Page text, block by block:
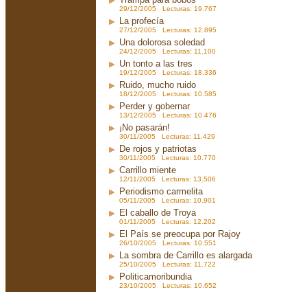
29/12/2005 Lecturas: 19.767
La profecía
27/12/2005 Lecturas: 12.895
Una dolorosa soledad
24/12/2005 Lecturas: 11.100
Un tonto a las tres
19/12/2005 Lecturas: 18.336
Ruido, mucho ruido
18/12/2005 Lecturas: 10.585
Perder y gobernar
13/12/2005 Lecturas: 10.476
¡No pasarán!
30/11/2005 Lecturas: 11.429
De rojos y patriotas
30/11/2005 Lecturas: 10.770
Carrillo miente
12/11/2005 Lecturas: 13.506
Periodismo carmelita
05/11/2005 Lecturas: 10.901
El caballo de Troya
01/11/2005 Lecturas: 12.202
El País se preocupa por Rajoy
26/10/2005 Lecturas: 10.551
La sombra de Carrillo es alargada
25/10/2005 Lecturas: 11.722
Politicamoribundia
23/10/2005 Lecturas: 10.652